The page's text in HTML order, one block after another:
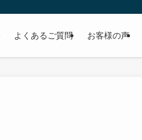
よくあるご質問 お客様の声